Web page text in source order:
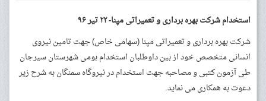
استخدام شرکت بهره برداری و تعمیراتی مپنا- ۲۲ تیر ۹۶
شرکت بهره برداری و تعمیراتی مپنا (سهامی خاص) جهت تامین نیروی
انسانی متخصص خود از بین داوطلبان استخدام بومی شهرستان سیرجان
طی آزمون کتبی و مصاحبه جهت استخدام در نیروگاه سمنگان به شرح زیر
دعوت به همکاری می نماید.